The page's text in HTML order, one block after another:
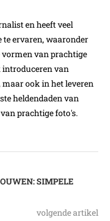
en heeft veel
te ervaren, waaronder
vormen van prachtige
introduceren van
ook in het leveren
heldendaden van
prachtige foto's.
SIMPELE
volgende artikel